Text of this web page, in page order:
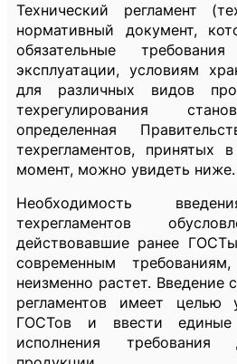
Технический регламент
нормативный документ,
обязательные
эксплуатации, условиям
для различных видов
техрегулирования
определенная
техрегламентов, принятых
момент, можно увидеть ниже.
Необходимость
техрегламентов
действовавшие ранее
современным
неизменно растет. Введение
регламентов имеет целью
ГОСТов и ввести единые
исполнения